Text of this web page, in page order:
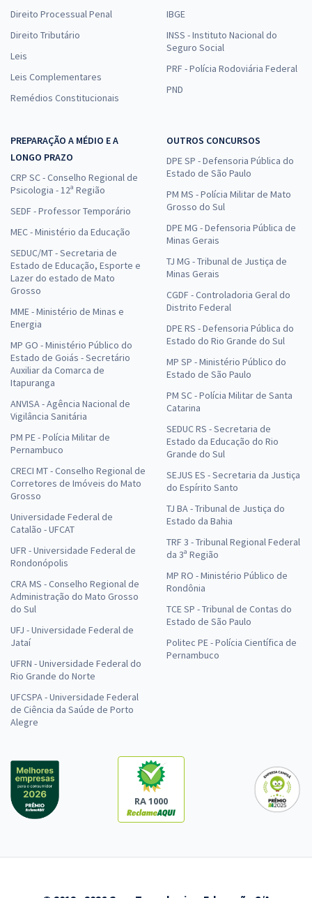
Direito Processual Penal
Direito Tributário
Leis
Leis Complementares
Remédios Constitucionais
IBGE
INSS - Instituto Nacional do
Seguro Social
PRF - Polícia Rodoviária Federal
PND
PREPARAÇÃO A MÉDIO E A
LONGO PRAZO
CRP SC - Conselho Regional de
Psicologia - 12ª Região
SEDF - Professor Temporário
MEC - Ministério da Educação
SEDUC/MT - Secretaria de
Estado de Educação, Esporte e
Lazer do estado de Mato
Grosso
MME - Ministério de Minas e
Energia
MP GO - Ministério Público do
Estado de Goiás - Secretário
Auxiliar da Comarca de
Itapuranga
ANVISA - Agência Nacional de
Vigilância Sanitária
PM PE - Polícia Militar de
Pernambuco
CRECI MT - Conselho Regional de
Corretores de Imóveis do Mato
Grosso
Universidade Federal de
Catalão - UFCAT
UFR - Universidade Federal de
Rondonópolis
CRA MS - Conselho Regional de
Administração do Mato Grosso
do Sul
UFJ - Universidade Federal de
Jataí
UFRN - Universidade Federal do
Rio Grande do Norte
UFCSPA - Universidade Federal
de Ciência da Saúde de Porto
Alegre
OUTROS CONCURSOS
DPE SP - Defensoria Pública do
Estado de São Paulo
PM MS - Polícia Militar de Mato
Grosso do Sul
DPE MG - Defensoria Pública de
Minas Gerais
TJ MG - Tribunal de Justiça de
Minas Gerais
CGDF - Controladoria Geral do
Distrito Federal
DPE RS - Defensoria Pública do
Estado do Rio Grande do Sul
MP SP - Ministério Público do
Estado de São Paulo
PM SC - Polícia Militar de Santa
Catarina
SEDUC RS - Secretaria de
Estado da Educação do Rio
Grande do Sul
SEJUS ES - Secretaria da Justiça
do Espírito Santo
TJ BA - Tribunal de Justiça do
Estado da Bahia
TRF 3 - Tribunal Regional Federal
da 3ª Região
MP RO - Ministério Público de
Rondônia
TCE SP - Tribunal de Contas do
Estado de São Paulo
Politec PE - Polícia Científica de
Pernambuco
RA 1000